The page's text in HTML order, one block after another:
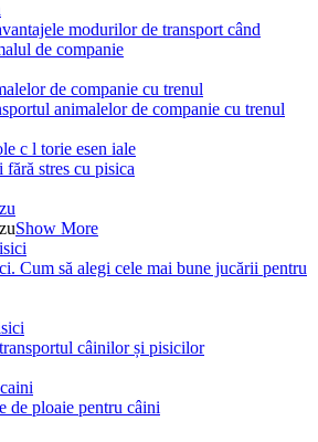
modurilor de transport când
de companie
animalelor de companie cu trenul
fără stres cu pisica
Show More
Cum să alegi cele mai bune jucării pentru
câinilor și pisicilor
de ploaie pentru câini